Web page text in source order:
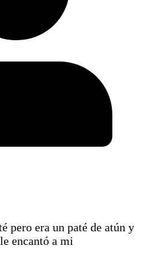
pero era un paté de atún y
encantó a mi